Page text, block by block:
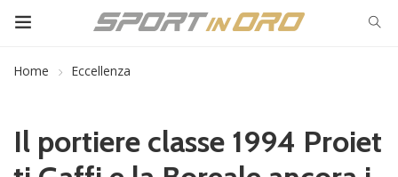
Home Eccellenza
Il portiere classe 1994 Proiet